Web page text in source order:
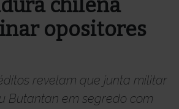
chilena
opositores
revelam que junta militar
Butantan em segredo com